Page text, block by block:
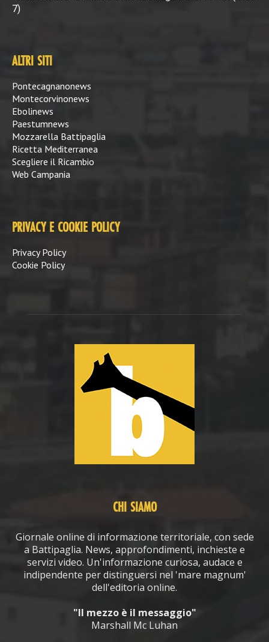
7)
ALTRI SITI
Pontecagnanonews
Montecorvinonews
Ebolinews
Paestumnews
Mozzarella Battipaglia
Ricetta Mediterranea
Scegliere il Ricambio
Web Campania
PRIVACY E COOKIE POLICY
Privacy Policy
Cookie Policy
CHI SIAMO
Giornale online di informazione territoriale, con sede
a Battipaglia. News, approfondimenti, inchieste e
servizi video. Un'informazione curiosa, audace e
indipendente per distinguersi nel 'mare magnum'
dell'editoria online.
"Il mezzo è il messaggio"
Marshall Mc Luhan